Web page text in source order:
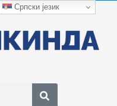
Српски језик